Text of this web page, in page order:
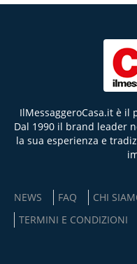
IlMessaggeroCasa.it è il
Dal 1990 il brand leader
la sua esperienza e
NEWS FAQ CHI
TERMINI E CONDIZIONI